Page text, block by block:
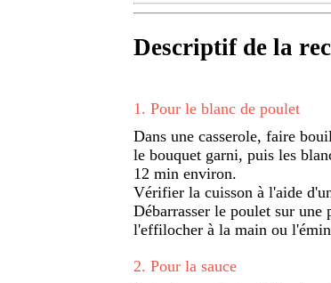
Descriptif de la
1 . Pour le blanc de poulet
Dans une casserole, faire
le bouquet garni, puis les
12 min environ.
Vérifier la cuisson à l'aide
Débarrasser le poulet sur
l'effilocher à la main ou
2. Pour la sauce